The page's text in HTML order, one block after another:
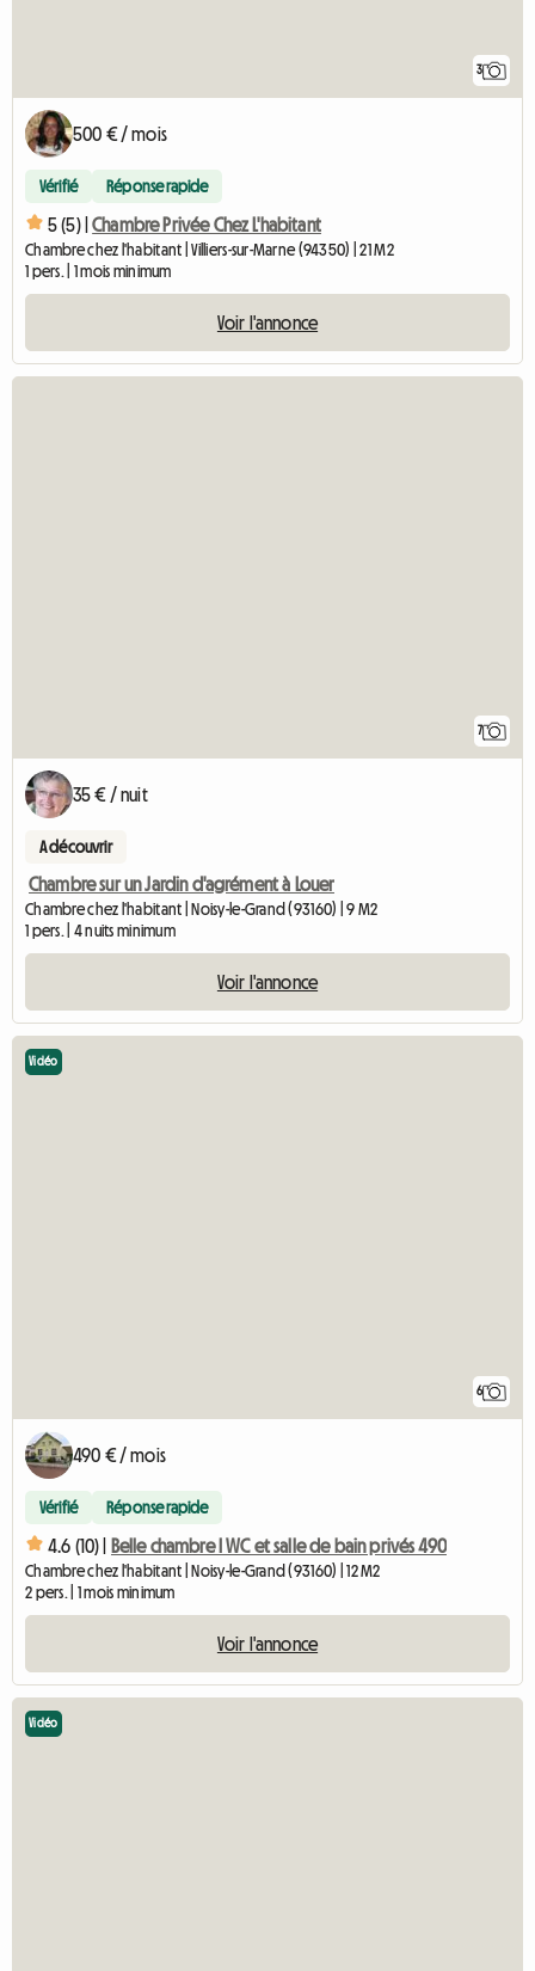
3
500 € / mois
Vérifié Réponse rapide
5 (5) | Chambre Privée Chez L'habitant
Chambre chez l'habitant | Villiers-sur-Marne (94350) | 21 M2
1 pers. | 1 mois minimum
Voir l'annonce
7
35 € / nuit
A découvrir
Chambre sur un Jardin d'agrément à Louer
Chambre chez l'habitant | Noisy-le-Grand (93160) | 9 M2
1 pers. | 4 nuits minimum
Voir l'annonce
6
Vidéo
490 € / mois
Vérifié Réponse rapide
4.6 (10) | Belle chambre I WC et salle de bain privés 490
Chambre chez l'habitant | Noisy-le-Grand (93160) | 12 M2
2 pers. | 1 mois minimum
Voir l'annonce
Vidéo